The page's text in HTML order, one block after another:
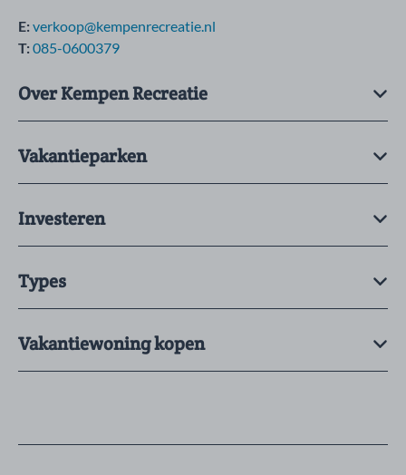
E:verkoop@kempenrecreatie.nl
T:085-0600379
Over Kempen Recreatie
Vakantieparken
Investeren
Types
Vakantiewoning kopen